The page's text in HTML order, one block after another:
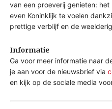
van een proeverij genieten:
even Koninklijk te voelen
prettige verblijf en de
Informatie
Ga voor meer informatie naar
je aan voor de nieuwsbrief via
en kijk op de sociale media